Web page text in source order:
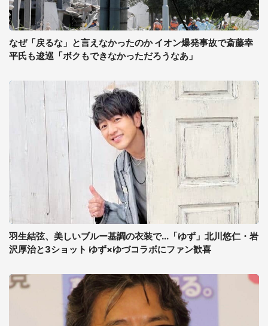
なぜ「戻るな」と言えなかったのか イオン爆発事故で斎藤幸
平氏も逡巡「ボクもできなかっただろうなあ」
羽生結弦、美しいブルー基調の衣装で...「ゆず」北川悠仁・岩
沢厚治と3ショット ゆず×ゆづコラボにファン歓喜